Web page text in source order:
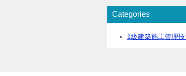
Categories
1級建築施工管理